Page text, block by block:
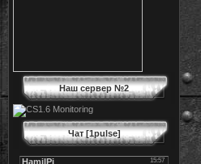
Наш сервер №2
Чат [1pulse]